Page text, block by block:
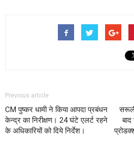
Previous article
CM पुष्कर धामी ने किया आपदा प्रबंधन
केन्द्र का निरीक्षण। 24 घंटे एलर्ट रहने
के अधिकारियों को दिये निर्देश।